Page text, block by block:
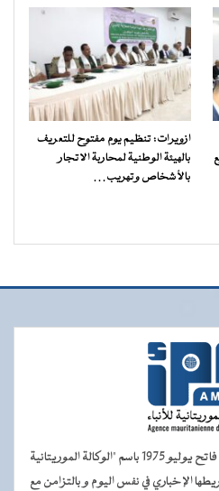
ازويرات: تنظيم يوم مفتوح للتعريف
بالهيئة الوطنية لمحاربة الاتجار
بالأشخاص وتهريب…
أنشئت الوكالة الموريتانية للأنباء في فاتح يوليو 1975 باسم "الوكالة الموريتانية
الإخباري في نفس اليوم و بالتزامن مع